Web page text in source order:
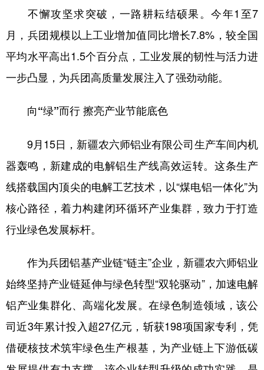
不懈攻坚求突破，一路耕耘结硕果。今年1至7
月，兵团规模以上工业增加值同比增长7.8%，较全国
平均水平高出1.5个百分点，工业发展的韧性与活力进
一步凸显，为兵团高质量发展注入了强劲动能。
向“绿”而行 擦亮产业节能底色
9月15日，新疆农六师铝业有限公司生产车间内机
器轰鸣，新建成的电解铝生产线高效运转。这条生产
线搭载国内顶尖的电解工艺技术，以“煤电铝一体化”为
核心路径，着力构建闭环循环产业集群，致力于打造
行业绿色发展标杆。
作为兵团铝基产业链“链主”企业，新疆农六师铝业
始终坚持产业链延伸与绿色转型“双轮驱动”，加速电解
铝产业集群化、高端化发展。在绿色制造领域，该公
司近3年累计投入超27亿元，斩获198项国家专利，凭
借硬核技术筑牢绿色生产根基，为产业链上下游低碳